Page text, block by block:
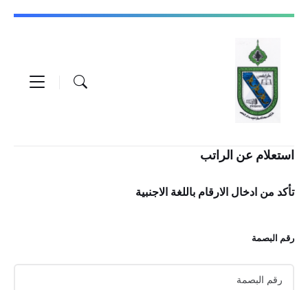
Skip
content
Skip
navigation
Skip
استعلام عن الراتب
تأكد من ادخال الارقام باللغة الاجنبية
رقم البصمة